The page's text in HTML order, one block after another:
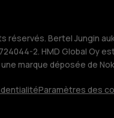
réservés. Bertel Jungin
2. HMD Global Oy
marque déposée de
Paramètres des